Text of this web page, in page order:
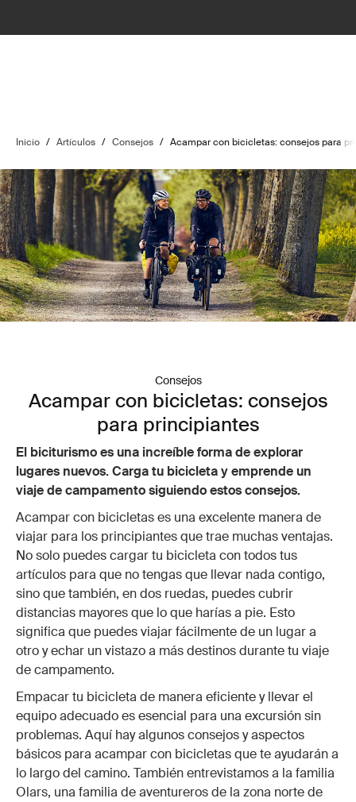
Inicio / Artículos / Consejos / Acampar con bicicletas: consejos para
Consejos
Acampar con bicicletas: consejos
para principiantes
El biciturismo es una increíble forma de explorar
lugares nuevos. Carga tu bicicleta y emprende un
viaje de campamento siguiendo estos consejos.
Acampar con bicicletas es una excelente manera de
viajar para los principiantes que trae muchas ventajas.
No solo puedes cargar tu bicicleta con todos tus
artículos para que no tengas que llevar nada contigo,
sino que también, en dos ruedas, puedes cubrir
distancias mayores que lo que harías a pie. Esto
significa que puedes viajar fácilmente de un lugar a
otro y echar un vistazo a más destinos durante tu viaje
de campamento.
Empacar tu bicicleta de manera eficiente y llevar el
equipo adecuado es esencial para una excursión sin
problemas. Aquí hay algunos consejos y aspectos
básicos para acampar con bicicletas que te ayudarán a
lo largo del camino. También entrevistamos a la familia
Olars, una familia de aventureros de la zona norte de